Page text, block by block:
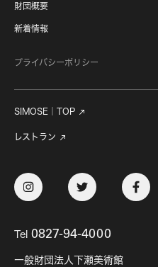
財団概要
新着情報
プライバシーポリシー
SIMOSE｜TOP
レストラン
Tel 0827-94-4000
一般財団法人下瀬美術館